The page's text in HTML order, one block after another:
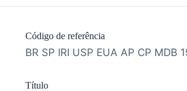
Código de referência
BR SP IRI USP EUA AP CP MDB
Título